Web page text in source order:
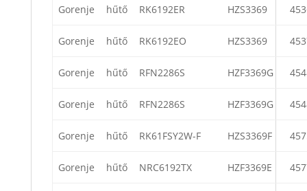
Gorenje hűtő RK6192ER HZS3369
Gorenje hűtő RK6192EO HZS3369
Gorenje hűtő RFN2286S HZF3369G
Gorenje hűtő RFN2286S HZF3369G
Gorenje hűtő RK61FSY2W-F HZS3369F
Gorenje hűtő NRC6192TX HZF3369E